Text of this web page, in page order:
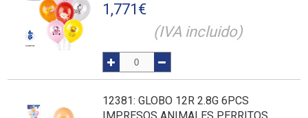
1,771 €
(IVA incluido)
12381: GLOBO 12R 2.8G 6PCS